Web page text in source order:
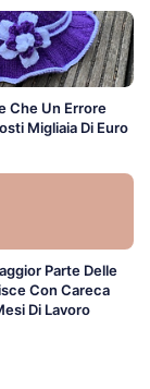
Che Un Errore
Migliaia Di Euro
Parte Delle
Con Careca
Di Lavoro